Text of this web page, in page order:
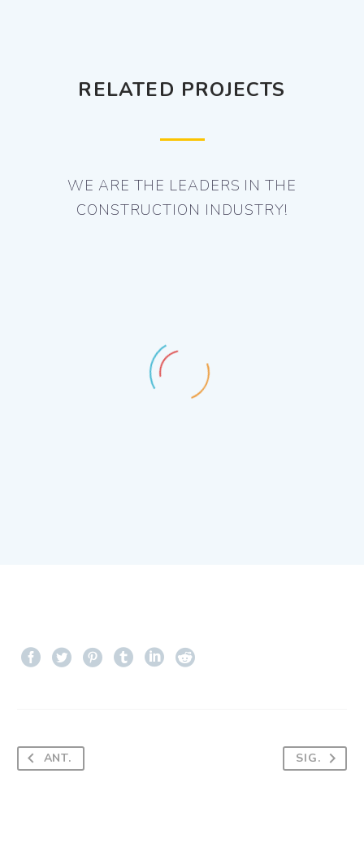
RELATED PROJECTS
WE ARE THE LEADERS IN THE
CONSTRUCTION INDUSTRY!
ANT. SIG.